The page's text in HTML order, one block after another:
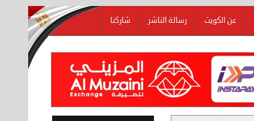
عن الكويت رسالة الناشر شاركنا